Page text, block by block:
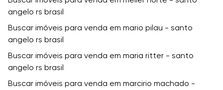
angelo rs brasil
Buscar imóveis para venda em mario pilau - santo
angelo rs brasil
Buscar imóveis para venda em maria ritter - santo
angelo rs brasil
Buscar imóveis para venda em marcirio machado -